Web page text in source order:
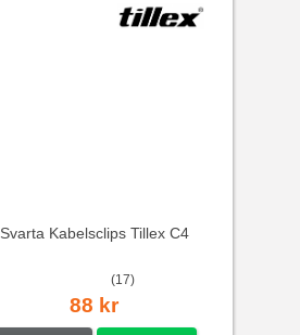
Svarta Kabelsclips Tillex C4
(17)
88 kr